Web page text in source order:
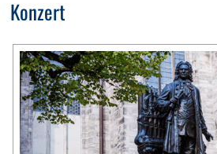
Konzert